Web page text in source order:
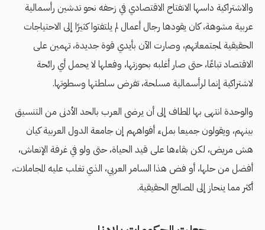
والاشتراكية داسها الانفتاح الاقتصادي في زحفه نحو تدشين رأسمالية
عربية مشوهة، كان يقودها رجال أعمال لم يلتفتوا كثيرًا إلى الاحتياجات
الحقيقية لمجتمعاتهم، وصارت الآن بأيدي قوة جديدة، تهمين على
الاقتصاد تباعًا، حتى صار أغلبه بحوزتها، وفعلها لا يحمل أي رائحة
لاشتراكية إنما لرأسمالية مسلحة، تفرض سلطتها وسطوتها.
والوحدة انتهى بها المطاف إلى أن يرضى العرب بالحد الأدنى من التنسيق
بينهم، ويقولون جميعا بملء أفواههم إن جامعة الدول العربية كيان
هش مريض، لكن بقاءها على قيد الحياة، حتى ولو في غرفة الإنعاش،
أفضل من حلها، أو فض هذا السامر العربي، الذي تغلب عليه المجاملات،
أكثر مما ينحاز إلى المصالح الحقيقية.